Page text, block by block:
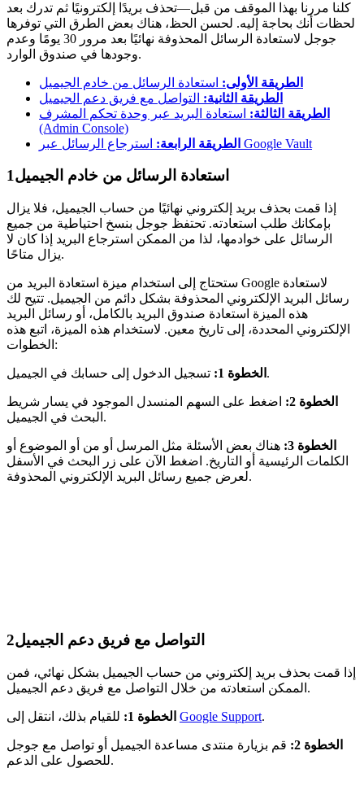
كلنا مررنا بهذا الموقف من قبل—تحذف بريدًا إلكترونيًا ثم تدرك بعد
لحظات أنك بحاجة إليه. لحسن الحظ، هناك بعض الطرق التي توفرها
جوجل لاستعادة الرسائل المحذوفة نهائيًا بعد مرور 30 يومًا وعدم
وجودها في صندوق الوارد.
الطريقة الأولى: استعادة الرسائل من خادم الجيميل
الطريقة الثانية: التواصل مع فريق دعم الجيميل
الطريقة الثالثة: استعادة البريد عبر وحدة تحكم المشرف
(Admin Console)
الطريقة الرابعة: استرجاع الرسائل عبر Google Vault
1استعادة الرسائل من خادم الجيميل
إذا قمت بحذف بريد إلكتروني نهائيًا من حساب الجيميل، فلا يزال
بإمكانك طلب استعادته. تحتفظ جوجل بنسخ احتياطية من جميع
الرسائل على خوادمها، لذا من الممكن استرجاع البريد إذا كان لا
يزال متاحًا.
ستحتاج إلى استخدام ميزة استعادة البريد من Google لاستعادة
رسائل البريد الإلكتروني المحذوفة بشكل دائم من الجيميل. تتيح لك
هذه الميزة استعادة صندوق البريد بالكامل، أو رسائل البريد
الإلكتروني المحددة، إلى تاريخ معين. لاستخدام هذه الميزة، اتبع هذه
الخطوات:
الخطوة 1: تسجيل الدخول إلى حسابك في الجيميل.
الخطوة 2:
اضغط على السهم المنسدل الموجود في يسار شريط
البحث في الجيميل.
الخطوة 3:
هناك بعض الأسئلة مثل المرسل أو من أو الموضوع أو
الكلمات الرئيسية أو التاريخ. اضغط الآن على زر البحث في الأسفل
لعرض جميع رسائل البريد الإلكتروني المحذوفة.
2التواصل مع فريق دعم الجيميل
إذا قمت بحذف بريد إلكتروني من حساب الجيميل بشكل نهائي، فمن
الممكن استعادته من خلال التواصل مع فريق دعم الجيميل.
الخطوة 1: Google Support.
الخطوة 2:
قم بزيارة منتدى مساعدة الجيميل أو تواصل مع جوجل
للحصول على الدعم.